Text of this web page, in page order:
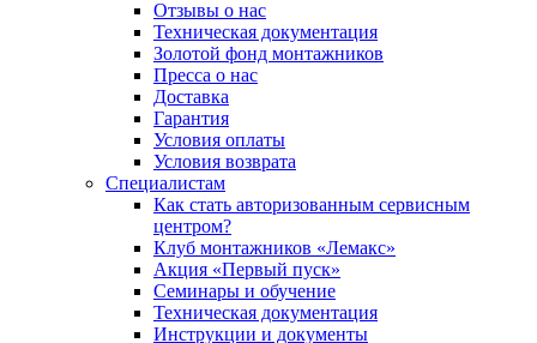
Отзывы о нас
Техническая документация
Золотой фонд монтажников
Пресса о нас
Доставка
Гарантия
Условия оплаты
Условия возврата
Специалистам
Как стать авторизованным сервисным
центром?
Клуб монтажников «Лемакс»
Акция «Первый пуск»
Семинары и обучение
Техническая документация
Инструкции и документы